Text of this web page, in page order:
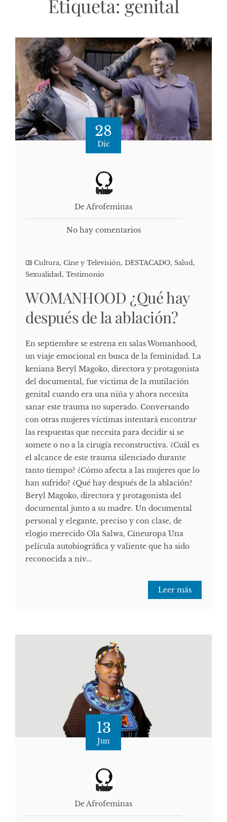
Etiqueta: genital
28
Dic
De Afrofeminas
No hay comentarios
Cultura, Cine y Televisión, DESTACADO, Salud,
Sexualidad, Testimonio
WOMANHOOD ¿Qué hay
después de la ablación?
En septiembre se estrena en salas Womanhood,
un viaje emocional en busca de la feminidad. La
keniana Beryl Magoko, directora y protagonista
del documental, fue victima de la mutilación
genital cuando era una niña y ahora necesita
sanar este trauma no superado. Conversando
con otras mujeres víctimas intentará encontrar
las respuestas que necesita para decidir si se
somete o no a la cirugía reconstructiva. ¿Cuál es
el alcance de este trauma silenciado durante
tanto tiempo? ¿Cómo afecta a las mujeres que lo
han sufrido? ¿Qué hay después de la ablación?
Beryl Magoko, directora y protagonista del
documental junto a su madre. Un documental
personal y elegante, preciso y con clase, de
elogio merecido Ola Salwa, Cineuropa Una
película autobiográfica y valiente que ha sido
reconocida a niv...
Leer más
13
Jun
De Afrofeminas